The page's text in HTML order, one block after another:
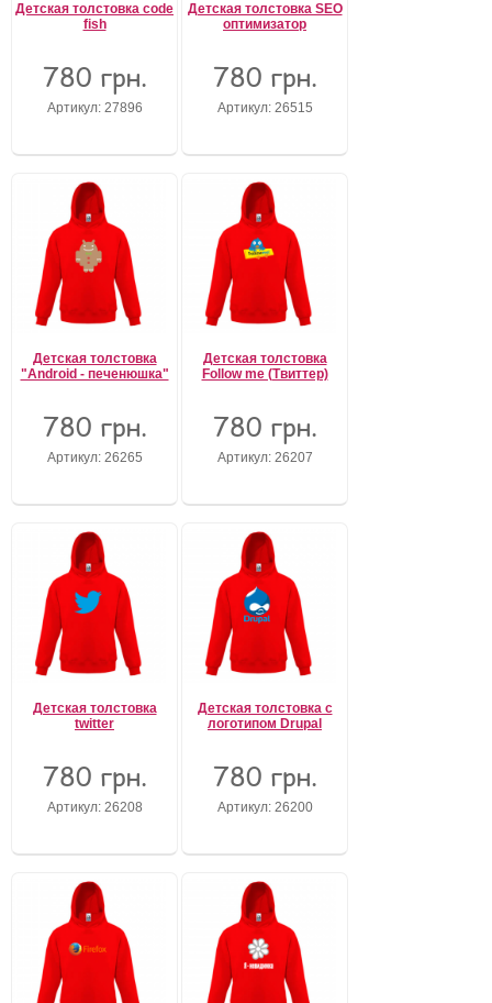
Детская толстовка code
fish
780 грн.
Артикул: 27896
Детская толстовка SEO
оптимизатор
780 грн.
Артикул: 26515
Детская толстовка
"Android - печенюшка"
780 грн.
Артикул: 26265
Детская толстовка
Follow me (Твиттер)
780 грн.
Артикул: 26207
Детская толстовка
twitter
780 грн.
Артикул: 26208
Детская толстовка с
логотипом Drupal
780 грн.
Артикул: 26200